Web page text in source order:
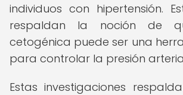
individuos con hipertensión.
respaldan la noción de
cetogénica puede ser una
para controlar la presión
Estas investigaciones